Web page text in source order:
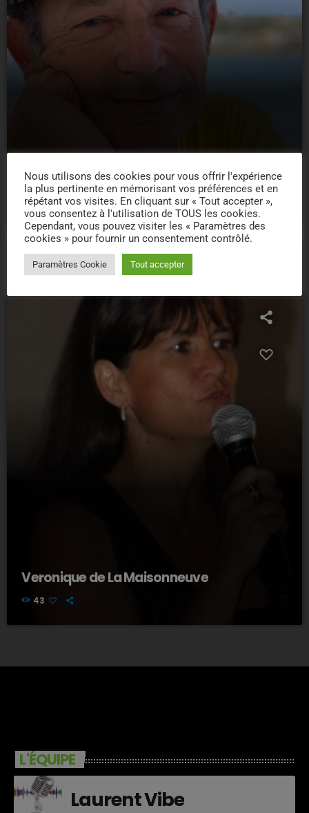
Serge Surpin
18
Veronique de La Maisonneuve
43
L'ÉQUIPE
Laurent Vibe
Nous utilisons des cookies pour vous offrir l'expérience
la plus pertinente en mémorisant vos préférences et en
répétant vos visites. En cliquant sur « Tout accepter »,
vous consentez à l'utilisation de TOUS les cookies.
Cependant, vous pouvez visiter les « Paramètres des
cookies » pour fournir un consentement contrôlé.
Paramètres Cookie Tout accepter